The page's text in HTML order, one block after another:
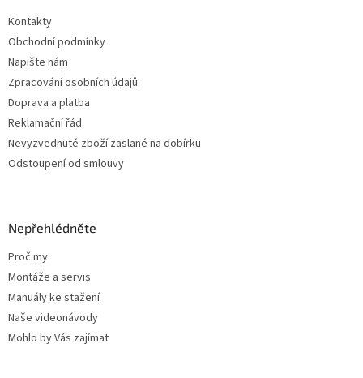
Kontakty
Obchodní podmínky
Napište nám
Zpracování osobních údajů
Doprava a platba
Reklamační řád
Nevyzvednuté zboží zaslané na dobírku
Odstoupení od smlouvy
Nepřehlédněte
Proč my
Montáže a servis
Manuály ke stažení
Naše videonávody
Mohlo by Vás zajímat